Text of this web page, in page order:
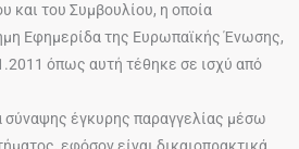
και του Συμβουλίου, η οποία
Εφημερίδα της Ευρωπαϊκής Ένωσης,
όπως αυτή τέθηκε σε ισχύ από
σύναψης έγκυρης παραγγελίας μέσω